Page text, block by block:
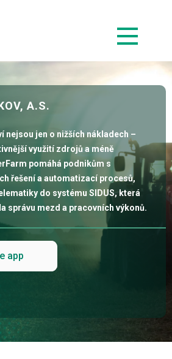
A.S.
nejsou jen o nižších nákladech –
využití zdrojů a méně
pomáhá podnikům s
řešení a automatizací procesů,
do systému SIDUS, která
správu mezd a pracovních výkonů.
app